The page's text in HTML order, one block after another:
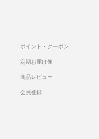
ポイント・クーポン
定期お届け便
商品レビュー
会員登録